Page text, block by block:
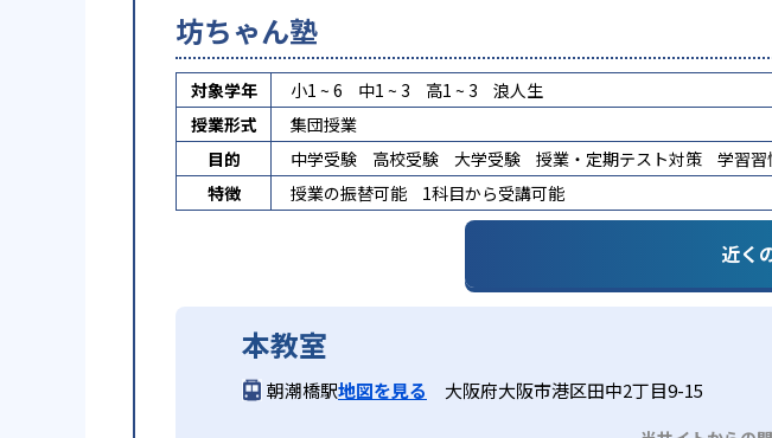
坊ちゃん塾
対象学年 小1 ~ 6 中1 ~ 3 高1 ~ 3
浪人生
授業形式
集団授業
目的
中学受験 高校受験 大学受験 授業・定期テスト対策 学習習
特徴
授業の振替可能 1科目から受講可能
近く
本教室
朝潮橋駅地図を見る 大阪府大阪市港区田中2丁目9-15